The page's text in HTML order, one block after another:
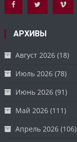
АРХИВЫ
Август 2026 (18)
Июль 2026 (78)
Июнь 2026 (91)
Май 2026 (111)
Апрель 2026 (106)